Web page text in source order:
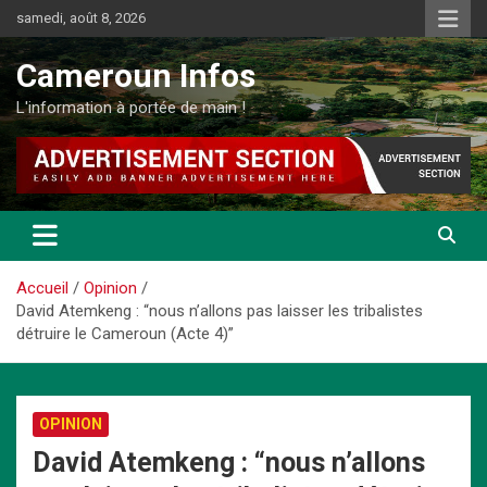
au
contenu
samedi, août 8, 2026
Cameroun Infos
L'information à portée de main !
Accueil
Opinion
David Atemkeng : “nous n’allons pas laisser les tribalistes
détruire le Cameroun (Acte 4)”
OPINION
David Atemkeng : “nous n’allons